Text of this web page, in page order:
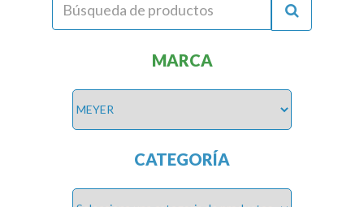
MARCA
CATEGORÍA